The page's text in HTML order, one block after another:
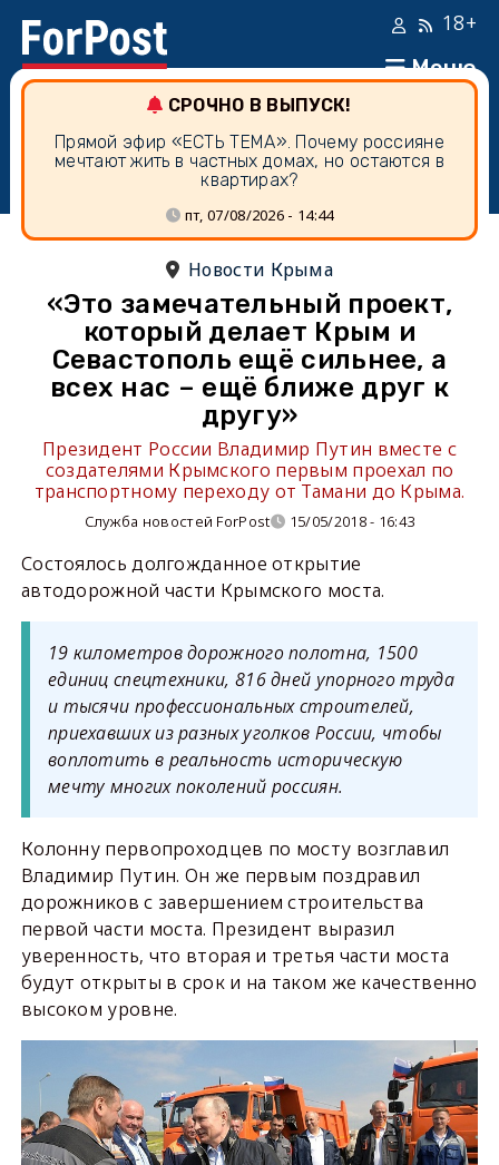
Меню
18+
СРОЧНО В ВЫПУСК!
Прямой эфир «ЕСТЬ ТЕМА». Почему россияне
мечтают жить в частных домах, но остаются в
квартирах?
пт, 07/08/2026 - 14:44
Новости Крыма
«Это замечательный проект,
который делает Крым и
Севастополь ещё сильнее, а
всех нас – ещё ближе друг к
другу»
Президент России Владимир Путин вместе с
создателями Крымского первым проехал по
транспортному переходу от Тамани до Крыма.
Служба новостей ForPost 15/05/2018 - 16:43
Состоялось долгожданное открытие
автодорожной части Крымского моста.
19 километров дорожного полотна, 1500
единиц спецтехники, 816 дней упорного труда
и тысячи профессиональных строителей,
приехавших из разных уголков России, чтобы
воплотить в реальность историческую
мечту многих поколений россиян.
Колонну первопроходцев по мосту возглавил
Владимир Путин. Он же первым поздравил
дорожников с завершением строительства
первой части моста. Президент выразил
уверенность, что вторая и третья части моста
будут открыты в срок и на таком же качественно
высоком уровне.